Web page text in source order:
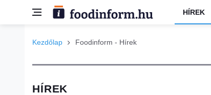
HÍREK
Kezdőlap Foodinform - Hírek
HÍREK